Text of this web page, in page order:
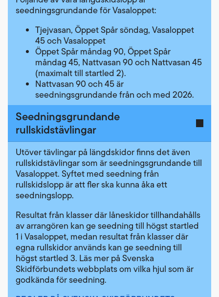
seedningsgrundande för Vasaloppet:
Tjejvasan, Öppet Spår söndag, Vasaloppet
45 och Vasaloppet
Öppet Spår måndag 90, Öppet Spår
måndag 45, Nattvasan 90 och Nattvasan 45
(maximalt till startled 2).
Nattvasan 90 och 45 är
seedningsgrundande från och med 2026.
Seedningsgrundande
rullskidstävlingar
Utöver tävlingar på längdskidor finns det även
rullskidstävlingar som är seedningsgrundande till
Vasaloppet. Syftet med seedning från
rullskidslopp är att fler ska kunna åka ett
seedningslopp.
Resultat från klasser där låneskidor tillhandahålls
av arrangören kan ge seedning till högst startled
1 i Vasaloppet, medan resultat från klasser där
egna rullskidor används kan ge seedning till
högst startled 3. Läs mer på Svenska
Skidförbundets webbplats om vilka hjul som är
godkända för seedning.